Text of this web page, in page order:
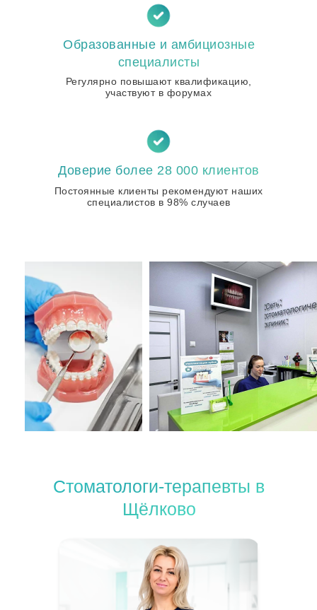
Регулярно повышают квалификацию,
участвуют в форумах
Образованные и амбициозные
специалисты
Постоянные клиенты рекомендуют наших
специалистов в 98% случаев
Доверие более 28 000 клиентов
Стоматологи-терапевты в
Щёлково